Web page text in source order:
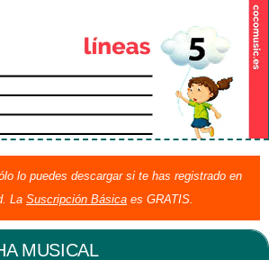
lo puedes descargar si te has registrado en
La Suscripción Básica es GRATIS.
MUSICAL